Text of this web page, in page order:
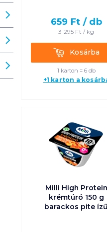
659 Ft / db
3 295 Ft / kg
KosárbaKosárba
1 karton = 6 db
+1 karton a
Milli High Protein
krémtúró 150 g
barackos pite ízű